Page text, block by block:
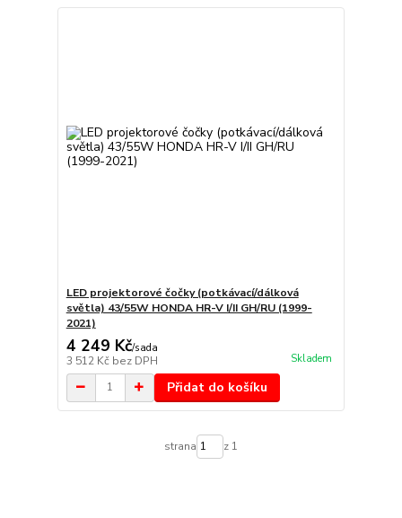
LED projektorové čočky (potkávací/dálková
světla) 43/55W HONDA HR-V I/II GH/RU (1999-
2021)
4 249 Kč/sada
3 512 Kč bez DPH Skladem
Přidat do košíku
strana z 1